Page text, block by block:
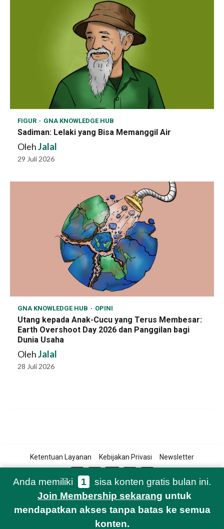
FIGUR GNA KNOWLEDGE HUB
Sadiman: Lelaki yang Bisa Memanggil Air
OlehJalal
29 Juli 2026
GNA KNOWLEDGE HUB OPINI
Utang kepada Anak-Cucu yang Terus Membesar:
Earth Overshoot Day 2026 dan Panggilan bagi
Dunia Usaha
OlehJalal
28 Juli 2026
Ketentuan Layanan Kebijakan Privasi Newsletter
© 2021-2026 Green Network Asia
Anda memiliki 1
sisa konten gratis bulan ini.
Join Membership sekarang untuk
mendapatkan akses tanpa batas ke semua
konten.